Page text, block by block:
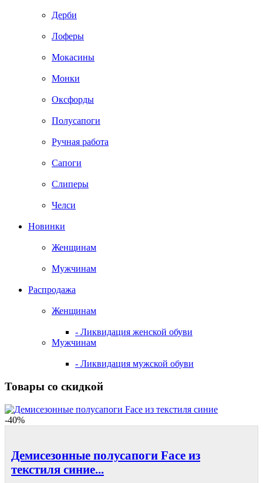
Дерби
Лоферы
Мокасины
Монки
Оксфорды
Полусапоги
Ручная работа
Сапоги
Слиперы
Челси
Новинки
Женщинам
Мужчинам
Распродажа
Женщинам
- Ликвидация женской обуви
Мужчинам
- Ликвидация мужской обуви
Товары со скидкой
-40%
Демисезонные полусапоги Face из
текстиля синие...